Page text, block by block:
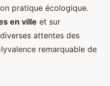
pratique écologique.
en ville et sur
attentes des
remarquable de